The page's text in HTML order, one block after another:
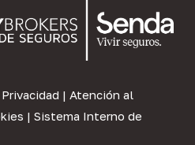
| Atención al
| Sistema Interno de